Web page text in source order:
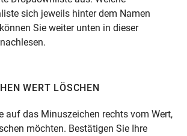
sich jeweils hinter dem Namen
Sie weiter unten in dieser
WERT LÖSCHEN
auf das Minuszeichen rechts vom Wert,
möchten. Bestätigen Sie Ihre